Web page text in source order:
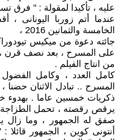
عليه ، تأكيدا لمقولة : " فرق
عندما أتم زوربا اليونانى ،
الخامسة والثمانين 2016 ،
جائته دعوة من ميكيس
على المسرح ، بعد نصف قرن ،
من انتاج الفيلم .
كامل العدد ، وكامل
المسرح .. تبادل الاثنان
ذكريات خمسين عاما . بهدوء
يرقص رقصته ، تحمل الطزاجة
صفق له الجمهور ، وما
أنتونى كوين ، الجمهور